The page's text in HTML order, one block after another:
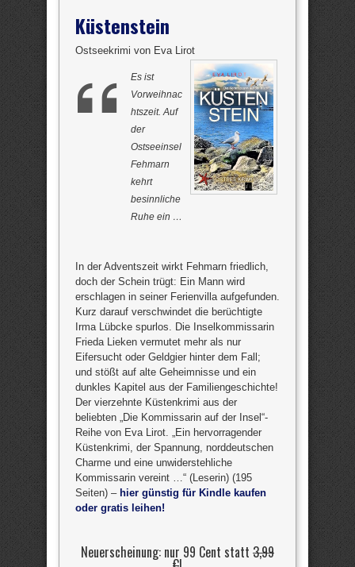
Küstenstein
Ostseekrimi von Eva Lirot
Es ist
Vorweihnac
htszeit. Auf
der
Ostseeinsel
Fehmarn
kehrt
besinnliche
Ruhe ein …
In der Adventszeit wirkt Fehmarn friedlich,
doch der Schein trügt: Ein Mann wird
erschlagen in seiner Ferienvilla aufgefunden.
Kurz darauf verschwindet die berüchtigte
Irma Lübcke spurlos. Die Inselkommissarin
Frieda Lieken vermutet mehr als nur
Eifersucht oder Geldgier hinter dem Fall;
und stößt auf alte Geheimnisse und ein
dunkles Kapitel aus der Familiengeschichte!
Der vierzehnte Küstenkrimi aus der
beliebten „Die Kommissarin auf der Insel“-
Reihe von Eva Lirot. „Ein hervorragender
Küstenkrimi, der Spannung, norddeutschen
Charme und eine unwiderstehliche
Kommissarin vereint …“ (Leserin) (195
Seiten) – hier günstig für Kindle kaufen
oder gratis leihen!
Neuerscheinung: nur 99 Cent statt 3,99